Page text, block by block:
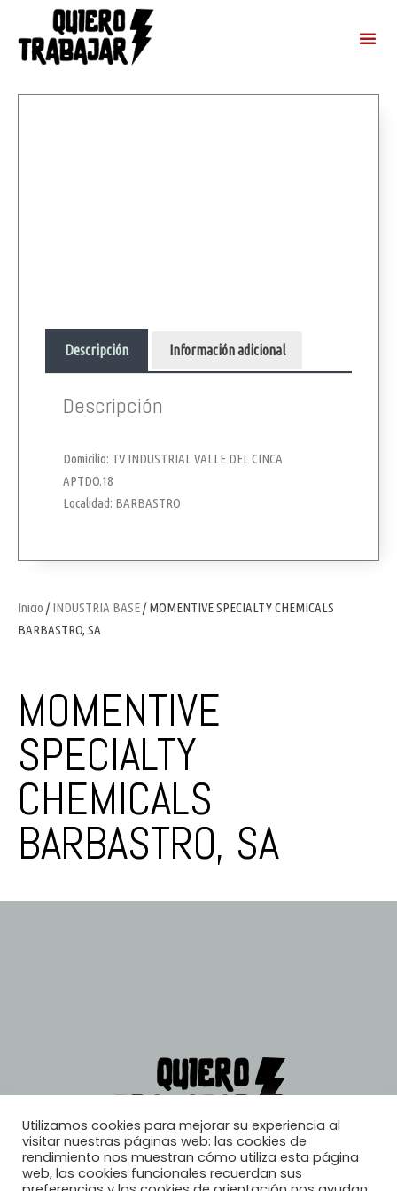
Inicio /INDUSTRIA BASE/ MOMENTIVE SPECIALTY CHEMICALS
BARBASTRO, SA
MOMENTIVE
SPECIALTY
CHEMICALS
BARBASTRO, SA
Descripción Información adicional
Descripción
Domicilio: TV INDUSTRIAL VALLE DEL CINCA
APTDO.18
Localidad: BARBASTRO
Utilizamos cookies para mejorar su experiencia al
visitar nuestras páginas web: las cookies de
rendimiento nos muestran cómo utiliza esta página
web, las cookies funcionales recuerdan sus